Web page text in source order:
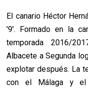
El canario Héctor
'9'. Formado en la
temporada 2016/
Albacete a Segunda
explotar después. La
con el Málaga y el